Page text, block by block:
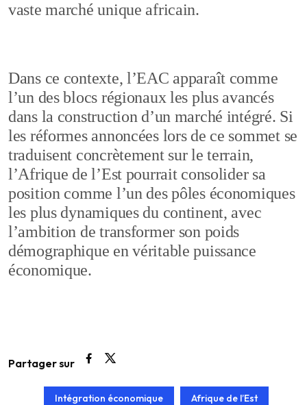
vaste marché unique africain.
Dans ce contexte, l’EAC apparaît comme
l’un des blocs régionaux les plus avancés
dans la construction d’un marché intégré. Si
les réformes annoncées lors de ce sommet se
traduisent concrètement sur le terrain,
l’Afrique de l’Est pourrait consolider sa
position comme l’un des pôles économiques
les plus dynamiques du continent, avec
l’ambition de transformer son poids
démographique en véritable puissance
économique.
Partager sur
Intégration économique
Afrique de l’Est